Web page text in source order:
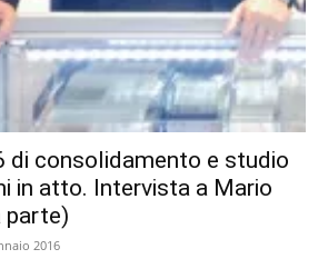
di consolidamento e studio
in atto. Intervista a Mario
parte)
2016